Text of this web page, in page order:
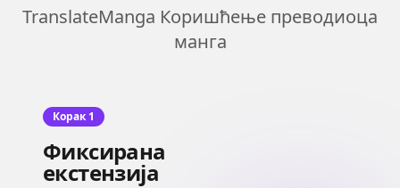
TranslateManga Коришћење преводиоца
манга
Корак 1
Фиксирана
екстензија